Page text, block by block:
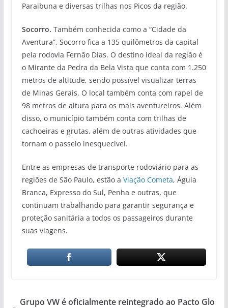
Paraibuna e diversas trilhas nos Picos da região.
Socorro. Também conhecida como a “Cidade da
Aventura”, Socorro fica a 135 quilômetros da capital
pela rodovia Fernão Dias. O destino ideal da região é
o Mirante da Pedra da Bela Vista que conta com 1.250
metros de altitude, sendo possível visualizar terras
de Minas Gerais. O local também conta com rapel de
98 metros de altura para os mais aventureiros. Além
disso, o município também conta com trilhas de
cachoeiras e grutas, além de outras atividades que
tornam o passeio inesquecível.
Entre as empresas de transporte rodoviário para as
regiões de São Paulo, estão a Viação Cometa, Águia
Branca, Expresso do Sul, Penha e outras, que
continuam trabalhando para garantir segurança e
proteção sanitária a todos os passageiros durante
suas viagens.
Grupo VW é oficialmente reintegrado ao Pacto Glo